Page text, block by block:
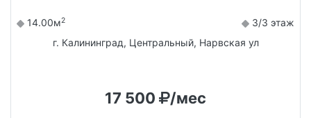
14.00м2
3/3 этаж
г. Калининград, Центральный, Нарвская ул
17 500 /мес